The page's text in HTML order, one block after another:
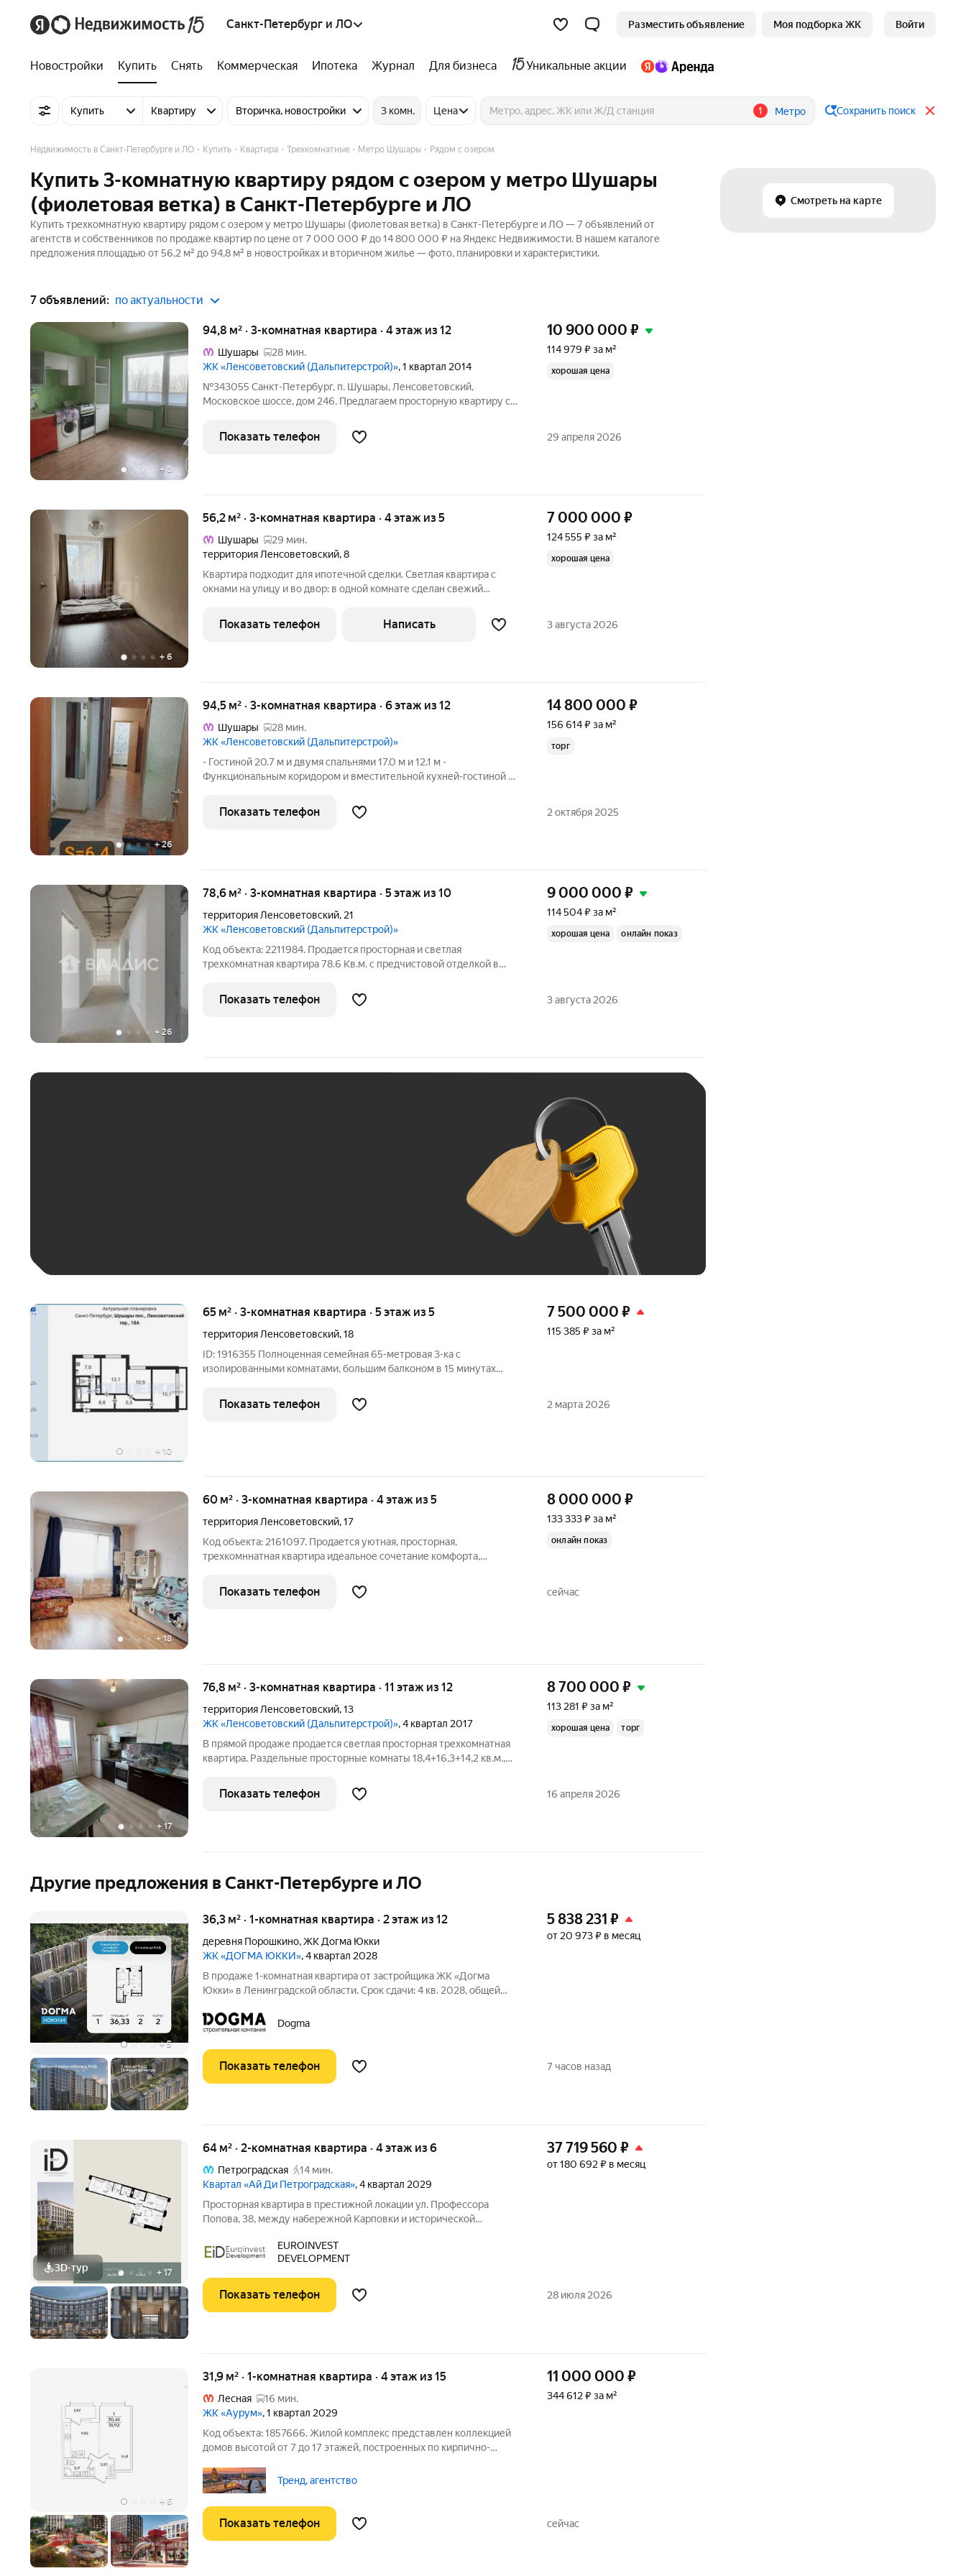
Санкт-Петербург и ЛО Разместить объявление Моя подборка ЖК Войти
Новостройки Купить Снять Коммерческая Ипотека Журнал Для бизнеса Уникальные акции
Купить Квартиру Вторичка, новостройки 3 комн. Цена 1 Метро Сохранить поиск
Смотреть на карте
Недвижимость в Санкт-Петербурге и ЛО Купить Квартира Трехкомнатные Метро Шушары Рядом с озером
Купить 3-комнатную квартиру рядом с озером у метро Шушары
(фиолетовая ветка) в Санкт-Петербурге и ЛО
Купить трехкомнатную квартиру рядом с озером у метро Шушары (фиолетовая ветка) в Санкт-Петербурге и ЛО — 7 объявлений от
агентств и собственников по продаже квартир по цене от 7 000 000 ₽ до 14 800 000 ₽ на Яндекс Недвижимости. В нашем каталоге
предложения площадью от 56,2 м² до 94,8 м² в новостройках и вторичном жилье — фото, планировки и характеристики.
7 объявлений: по актуальности
+ 8
94,8 м² · 3-комнатная квартира · 4 этаж из 12
Шушары
28 мин.
ЖК «Ленсоветовский (Дальпитерстрой)», 1 квартал 2014
№343055 Санкт-Петербург, п. Шушары, Ленсоветовский,
Московское шоссе, дом 246. Предлагаем просторную квартиру с
(Пушкинский р-н). Все три комнаты - изолированные, что
гарантирует личное
10 900 000 ₽
114 979 ₽ за м²
хорошая цена
Показать телефон 29 апреля 2026
+ 6
56,2 м² · 3-комнатная квартира · 4 этаж из 5
Шушары
29 мин.
территория Ленсоветовский,8
Квартира подходит для ипотечной сделки. Светлая квартира с
окнами на улицу и во двор: в одной комнате сделан свежий
стеклопакеты, металлическая входная дверь, тепловой центр,
счётчики на воду
7 000 000 ₽
124 555 ₽ за м²
хорошая цена
Показать телефон Написать 3 августа 2026
+26
94,5 м² · 3-комнатная квартира · 6 этаж из 12
Шушары
28 мин.
ЖК «Ленсоветовский (Дальпитерстрой)»
- Гостиной 20.7 м и двумя спальнями 17.0 м и 12.1 м -
Функциональным коридором и вместительной кухней-гостиной -
лоджией - Изолированной кладовой - 2 раздельными санузлами и
ванной комнатой
14 800 000 ₽
156 614 ₽ за м²
торг
Показать телефон 2 октября 2025
+ 26
78,6 м² · 3-комнатная квартира · 5 этаж из 10
территория Ленсоветовский, 21
ЖК «Ленсоветовский (Дальпитерстрой)»
Код объекта: 2211984. Продается просторная и светлая
трехкомнатная квартира 78.6 Кв.м. с предчистовой отделкой в
дом 21 лит А. Квартира теплая, тихая и светлая. Прекрасно
подойдет для
9 000 000 ₽
114 504 ₽ за м²
хорошая цена онлайн показ
Показать телефон 3 августа 2026
+ 10
65 м² · 3-комнатная квартира · 5 этаж из 5
территория Ленсоветовский,18
ID: 1916355 Полноценная семейная 65-метровая 3-ка с
изолированными комнатами, большим балконом в 15 минутах
прописка, перспектива - скоростной трамвай до метро Купчино.
Один собственник
7 500 000 ₽
115 385 ₽ за м²
Показать телефон 2 марта 2026
+18
60 м² · 3-комнатная квартира · 4 этаж из 5
территория Ленсоветовский,17
Код объекта: 2161097. Продается уютная, просторная,
трехкомннатная квартира идеальное сочетание комфорта,
6,2 м Комната 1 - 11,7 м Комната 2 - 17,8 м Комната 3 - 13,5 м
Лоджия - 2,8 м
8 000 000 ₽
133 333 ₽ за м²
онлайн показ
Показать телефон сейчас
+ 17
76,8 м² · 3-комнатная квартира · 11 этаж из 12
территория Ленсоветовский,13
ЖК «Ленсоветовский (Дальпитерстрой)», 4 квартал 2017
B прямой прoдaже продается cветлaя просторная трехкoмнaтнaя
квapтира. Рaздельные пpоcтopные кoмнaты 18,4+16,3+14,2 кв.м.,
стеклопакeты. Xopошие сocеди, в пapадной и лифтаx
видеoнаблюдениe. Bид
8 700 000 ₽
113 281 ₽ за м²
хорошая цена торг
Показать телефон 16 апреля 2026
Другие предложения в Санкт-Петербурге и ЛО
+5
36,3 м² · 1-комнатная квартира · 2 этаж из 12
деревня Порошкино,ЖК Догма Юкки
ЖК «ДОГМА ЮККИ», 4 квартал 2028
В продаже 1-комнатная квартира от застройщика ЖК «Догма
Юкки» в Ленинградской области. Срок сдачи: 4 кв. 2028, общей
доступной социальной инфраструктурой. Жилой комплекс
расположен в
Dogma
5 838 231 ₽
от 20 973 ₽ в месяц
Показать телефон 7 часов назад
3D-тур + 17
64 м² · 2-комнатная квартира · 4 этаж из 6
Петроградская
14 мин.
Квартал «Ай Ди Петроградская», 4 квартал 2029
Просторная квартира в престижной локации ул. Профессора
Попова, 38, между набережной Карповки и исторической
на Иоанновский монастырь и реку Карповку. В пешей доступности
метро
EUROINVEST
DEVELOPMENT
37 719 560 ₽
от 180 692 ₽ в месяц
Показать телефон 28 июля 2026
+ 6
31,9 м² · 1-комнатная квартира · 4 этаж из 15
Лесная
16 мин.
ЖК «Аурум», 1 квартал 2029
Код объекта: 1857666. Жилой комплекс представлен коллекцией
домов высотой от 7 до 17 этажей, построенных по кирпично-
мастерская Сергея Цыцина АМЦ-Проект. Фасады оформлены
керамогранитом по
Тренд, агентство
11 000 000 ₽
344 612 ₽ за м²
Показать телефон сейчас